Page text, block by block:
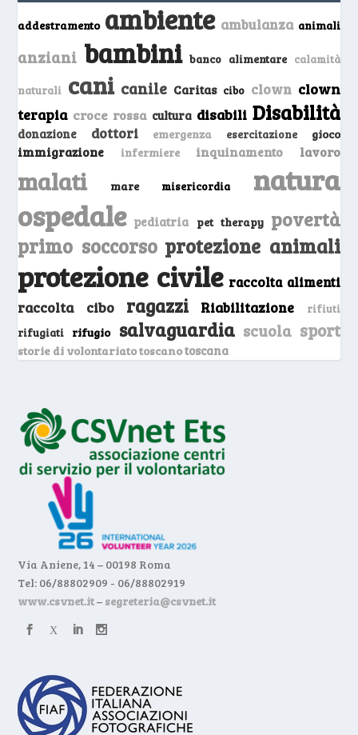
addestramento ambiente ambulanza animali
anziani bambini banco alimentare calamità
naturali cani canile Caritas cibo clown clown
terapia croce rossa cultura disabili Disabilità
donazione dottori emergenza esercitazione gioco
immigrazione infermiere inquinamento lavoro
malati mare misericordia natura
ospedale pediatria pet therapy povertà
primo soccorso protezione animali
protezione civile raccolta alimenti
raccolta cibo ragazzi Riabilitazione
rifiuti
rifugiati
rifugio salvaguardia scuola sport
storie di volontariato toscanotoscana
Via Aniene, 14 – 00198 Roma
Tel: 06/88802909 - 06/88802919
www.csvnet.it– segreteria@csvnet.it